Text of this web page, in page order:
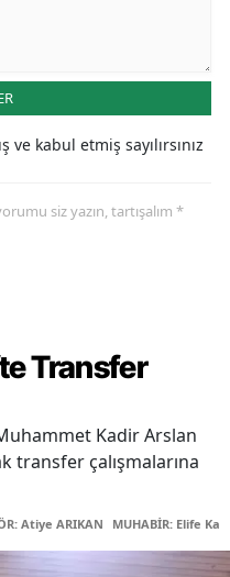
ve kabul etmiş sayılırsınız
siz yazın, tartışalım *
Transfer
Kadir Arslan
transfer çalışmalarına
Atiye ARIKAN MUHABİR: Elife